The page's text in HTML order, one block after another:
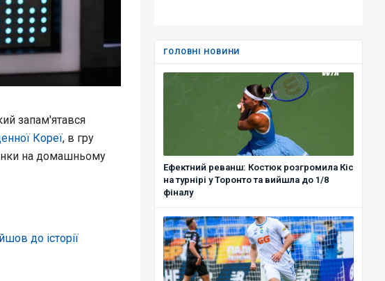
запам'ятався
Кореї, в гру
на домашньому
до історії
ГОЛОВНІ НОВИНИ
Ефектний реванш: Костюк розгромила Кіс
на турнірі у Торонто та вийшла до 1/8
фіналу